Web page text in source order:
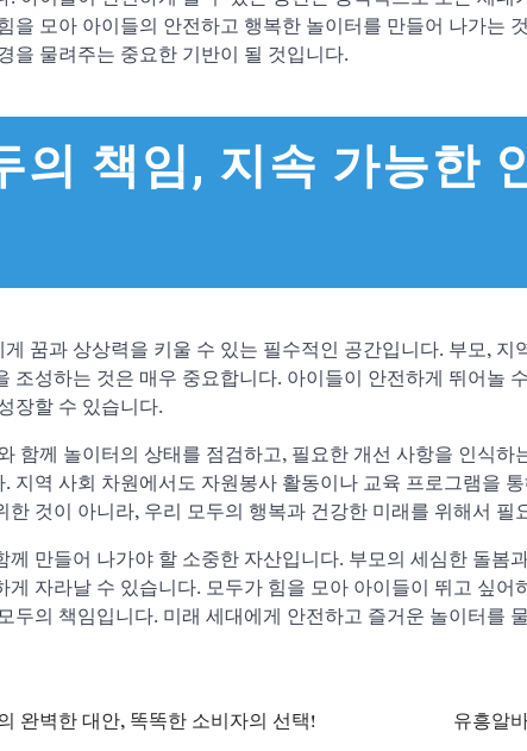
을 모아 아이들의 안전하고 행복한 놀이터를 만들어 나가는
을 물려주는 중요한 기반이 될 것입니다.
의 책임, 지속 가능한
꿈과 상상력을 키울 수 있는 필수적인 공간입니다. 부모,
조성하는 것은 매우 중요합니다. 아이들이 안전하게 뛰어놀
장할 수 있습니다.
함께 놀이터의 상태를 점검하고, 필요한 개선 사항을 인식
지역 사회 차원에서도 자원봉사 활동이나 교육 프로그램을
한 것이 아니라, 우리 모두의 행복과 건강한 미래를 위해서 필
께 만들어 나가야 할 소중한 자산입니다. 부모의 세심한 돌봄
게 자라날 수 있습니다. 모두가 힘을 모아 아이들이 뛰고 싶
두의 책임입니다. 미래 세대에게 안전하고 즐거운 놀이터를
완벽한 대안, 똑똑한 소비자의 선택! 유흥알